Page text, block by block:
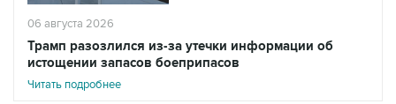
06 августа 2026
Трамп разозлился из-за утечки информации об
истощении запасов боеприпасов
Читать подробнее